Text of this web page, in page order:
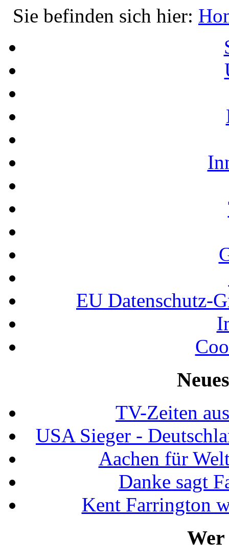
Sie befinden sich hier:
EU Datenschutz-
TV-Zeiten
USA Sieger -
Aachen für
Danke sagt
Kent Farrington